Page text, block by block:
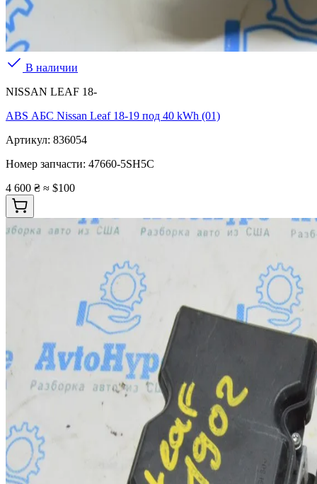
В наличии
NISSAN LEAF 18-
ABS АБС Nissan Leaf 18-19 под 40 kWh (01)
Артикул: 836054
Номер запчасти: 47660-5SH5C
4 600 ₴ ≈ $100